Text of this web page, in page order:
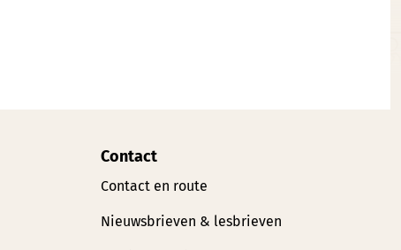
Contact
Contact en route
Nieuwsbrieven & lesbrieven